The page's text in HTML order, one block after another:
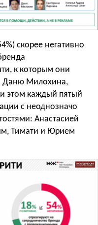
скорее негативно
к которым они
Даню Милохина,
этом каждый пятый
с неоднозначо
Анастасией
Тимати и Юрием